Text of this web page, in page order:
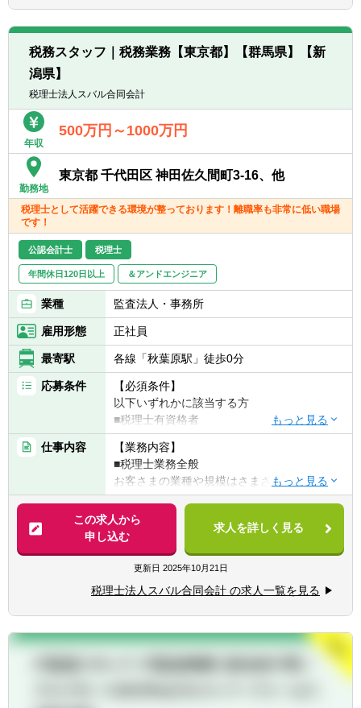
は、互いにチームを組んで業務を進めること
があります。
■広範囲な取扱業務
一般企業をはじめ、医療法人、公益法人、社
と幅広いお客様に対して、税務・会計サービ
スを提供しています。
税務スタッフ｜税務業務【東京都】【群馬県】【新
潟県】
税理士法人スバル合同会計
年収
500万円～1000万円
勤務地
東京都 千代田区 神田佐久間町3-16、他
税理士として活躍できる環境が整っております！離職率も非常に低い職場
です！
公認会計士 税理士
年間休日120日以上 ＆アンドエンジニア
業種 監査法人・事務所
雇用形態 正社員
最寄駅 各線「秋葉原駅」徒歩0分
応募条件
【必須条件】
以下いずれかに該当する方
■税理士有資格者
■公認会計士
■国税出身の方
【求める人物像】
◆頑張った分評価されることを好む方
◆コミュニケーション能力が高い方
◆向上心や目標、ビジョンを持ち仕事に取り
組める方
仕事内容
【業務内容】
■税理士業務全般
お客さまの業種や規模はさまざまです。
税理士として、記帳代行から資産運用まで幅
広く携わっていただきます。
具体的には・・・
■税務顧問業務
■会社設立業務
■相続業務
■経営コンサルティング業務他
【クライアント形態】
建設、IT、医療、飲食、教育分野等、ある分
業まで規模もさまざまです。
この求人から
申し込む
求人を詳しく見る
更新日 2025年10月21日
税理士法人スバル合同会計 の求人一覧を見る